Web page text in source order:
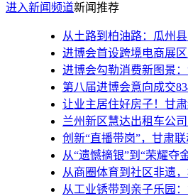
进入新闻频道新闻推荐
从土路到柏油路：瓜州
进博会首设跨境电商展
进博会勾勒消费新图景：
第八届进博会意向成交
让业主居住好房子！甘
兰州新区慧达出租车公
创新“直播带岗”，甘肃
从“遗憾摘银”到“荣耀夺
从商圈体育到社区非遗
从工业锈带到亲子乐园